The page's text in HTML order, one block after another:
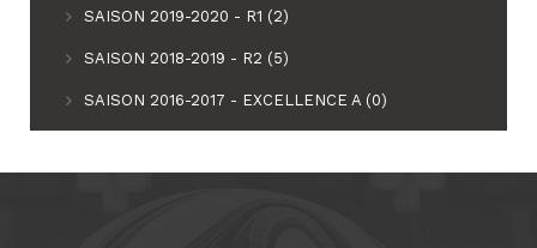
SAISON 2019-2020 - R1 (2)
SAISON 2018-2019 - R2 (5)
SAISON 2016-2017 - EXCELLENCE A (0)